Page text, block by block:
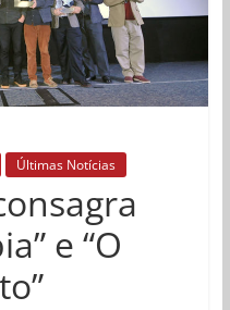
Últimas Notícias
e “O